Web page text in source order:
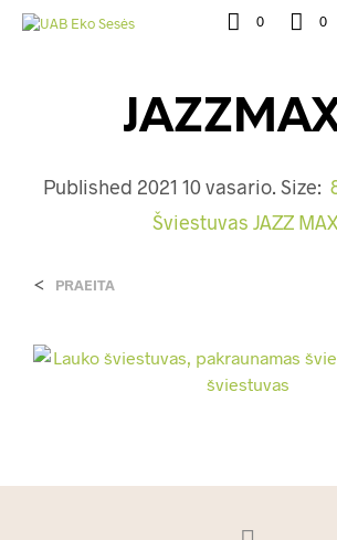
0 0
Published 2021 10 vasario. Size:
Šviestuvas JAZZ
< PRAEITA